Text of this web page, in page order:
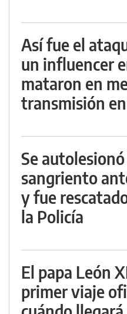
Así fue el
un influencer
mataron en
transmisión
Se
sangriento
y fue
la Policía
El papa León
primer viaje